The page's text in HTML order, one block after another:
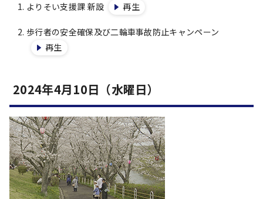
よりそい支援課 新設
再生
歩行者の安全確保及び二輪車事故防止キャンペーン
再生
2024年4月10日（水曜日）